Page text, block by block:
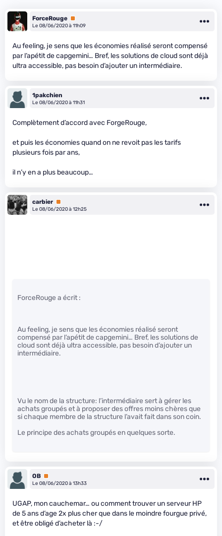
ForceRouge Premium
Le 08/06/2020 à 11h09
Au feeling, je sens que les économies réalisé seront compensé
par l’apétit de capgemini… Bref, les solutions de cloud sont déjà
ultra accessible, pas besoin d’ajouter un intermédiaire.
1pakchien
Le 08/06/2020 à 11h31
Complètement d’accord avec ForgeRouge,
et puis les économies quand on ne revoit pas les tarifs
plusieurs fois par ans,
il n’y en a plus beaucoup…
carbier Premium
Le 08/06/2020 à 12h25
ForceRouge a écrit :
Au feeling, je sens que les économies réalisé seront
compensé par l’apétit de capgemini… Bref, les solutions de
cloud sont déjà ultra accessible, pas besoin d’ajouter un
intermédiaire.
Vu le nom de la structure: l’intermédiaire sert à gérer les
achats groupés et à proposer des offres moins chères que
si chaque membre de la structure l’avait fait dans son coin.
Le principe des achats groupés en quelques sorte.
OB Premium
Le 08/06/2020 à 13h33
UGAP, mon cauchemar… ou comment trouver un serveur HP
de 5 ans d’age 2x plus cher que dans le moindre fourgue privé,
et être obligé d’acheter là :-/